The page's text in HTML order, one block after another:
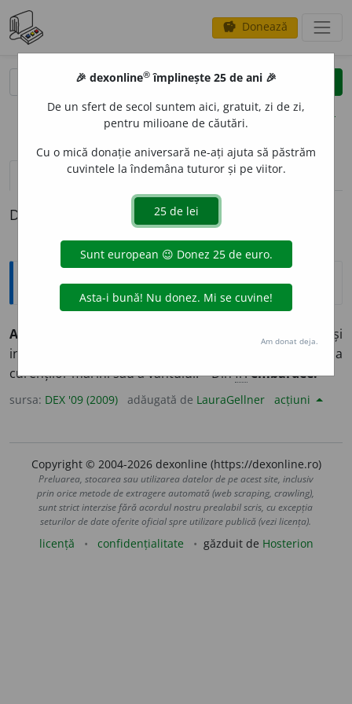
savings Donează
clear
opțiuni
definiții (1)
Definiția cu ID-ul 826350:
Explicative DEX
AMBARD
Îndepărtare bruscă și
involuntară a unei nave din drumul urmat din cauza
curenților marini sau a vântului. – Dinfr.embardée.
sursa: DEX '09 (2009) adăugată de LauraGellner acțiuni
Copyright © 2004-2026 dexonline (https://dexonline.ro)
Preluarea, stocarea sau utilizarea datelor de pe acest site, inclusiv
prin orice metode de extragere automată (web scraping, crawling),
sunt strict interzise fără acordul nostru prealabil scris, cu excepția
seturilor de date oferite oficial spre utilizare publică (vezi licența).
licență confidențialitate găzduit de Hosterion
🎉 dexonline® împlinește 25 de ani 🎉
De un sfert de secol suntem aici, gratuit, zi de zi,
pentru milioane de căutări.
Cu o mică donație aniversară ne-ați ajuta să păstrăm
cuvintele la îndemâna tuturor și pe viitor.
Am donat deja.